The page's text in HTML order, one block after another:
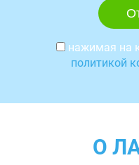
нажимая на
политикой
О